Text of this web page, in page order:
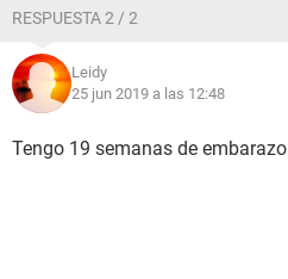
RESPUESTA 2 / 2
Leidy
25 jun 2019 a las 12:48
Tengo 19 semanas de embarazo